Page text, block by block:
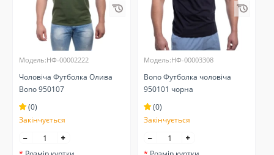
Модель:НФ-00002222
Чоловіча Футболка Олива
Bono 950107
(0)
Закінчується
Модель:НФ-00003308
Bono Футболка чоловіча
950101 чорна
(0)
Закінчується